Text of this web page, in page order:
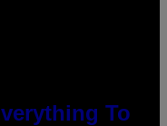
To